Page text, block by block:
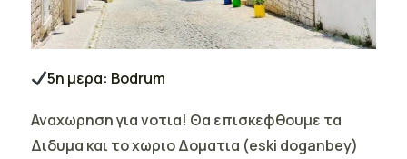
5η μερα: Bodrum
Αναχωρηση για νοτια! Θα επισκεφθουμε τα
Διδυμα και το χωριο Δοματια (eski doganbey)